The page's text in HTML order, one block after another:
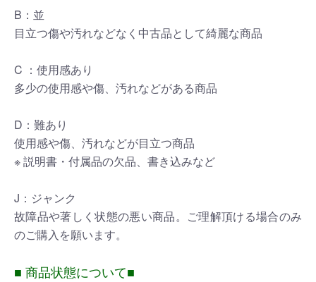
B：並
目立つ傷や汚れなどなく中古品として綺麗な商品
C ：使用感あり
多少の使用感や傷、汚れなどがある商品
D：難あり
使用感や傷、汚れなどが目立つ商品
※ 説明書・付属品の欠品、書き込みなど
J：ジャンク
故障品や著しく状態の悪い商品。ご理解頂ける場合のみ
のご購入を願います。
■ 商品状態について■